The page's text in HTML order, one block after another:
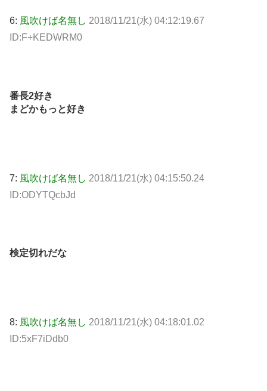
6: 風吹けば名無し 2018/11/21(水) 04:12:19.67
ID:F+KEDWRM0
番長2好き
まどかもっと好き
7: 風吹けば名無し 2018/11/21(水) 04:15:50.24
ID:ODYTQcbJd
検定切れだな
8: 風吹けば名無し 2018/11/21(水) 04:18:01.02
ID:5xF7iDdb0